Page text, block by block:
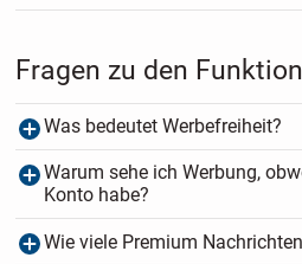
Fragen zu den
Was bedeutet Werbefreiheit?
Warum sehe ich Werbung,
Konto habe?
Wie viele Premium